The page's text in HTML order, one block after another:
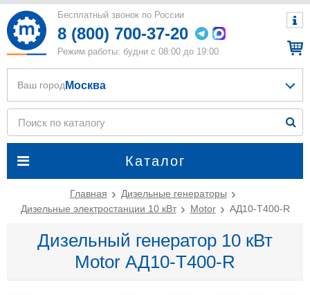
Бесплатный звонок по России
8 (800) 700-37-20
Режим работы: будни с 08:00 до 19:00
Каталог
Ваш город Москва
Главная
Дизельные генераторы
Дизельные электростанции 10 кВт
Motor АД10-Т400-R
Дизельный генератор 10 кВт
Motor АД10-Т400-R